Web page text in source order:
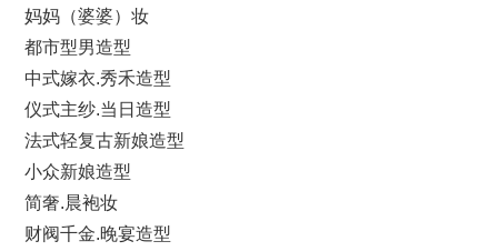
妈妈（婆婆）妆
都市型男造型
中式嫁衣.秀禾造型
仪式主纱.当日造型
法式轻复古新娘造型
小众新娘造型
简奢.晨袍妆
财阀千金.晚宴造型